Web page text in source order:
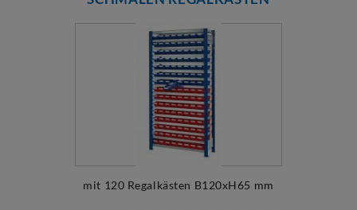
mit 120 Regalkästen B120xH65 mm